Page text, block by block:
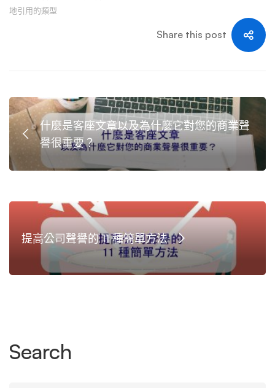
地引用的類型
Share this post
什麼是客座文章以及為什麼它對您的商業聲
譽很重要？
提高公司聲譽的 11 種簡單方法
Search